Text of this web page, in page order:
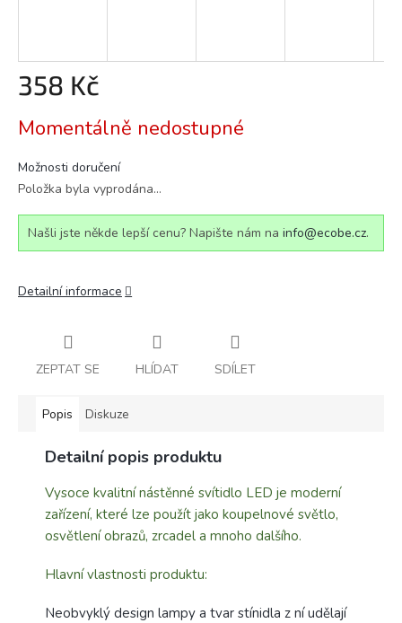
358 Kč
cena:
Momentálně nedostupné
Možnosti doručení
Položka byla vyprodána…
Našli jste někde lepší cenu? Napište nám na info@ecobe.cz.
Detailní informace
ZEPTAT SE HLÍDAT SDÍLET
Popis Diskuze
Detailní popis produktu
Vysoce kvalitní nástěnné svítidlo LED je moderní
zařízení, které lze použít jako koupelnové světlo,
osvětlení obrazů, zrcadel a mnoho dalšího.
Hlavní vlastnosti produktu:
Neobvyklý design lampy a tvar stínidla z ní udělají